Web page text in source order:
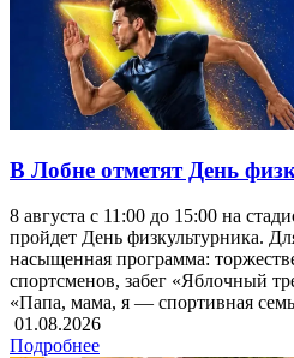
В Лобне отметят День
8 августа с 11:00 до 15:00 на
пройдет День физкультурника.
насыщенная программа:
спортсменов, забег «Яблочный
«Папа, мама, я — спортивная
01.08.2026
Подробнее